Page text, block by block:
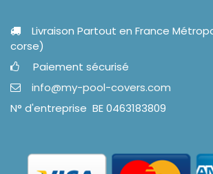
Livraison Partout en France
corse)
Paiement sécurisé
info@my-pool-covers.com
N° d'entreprise BE 0463183809